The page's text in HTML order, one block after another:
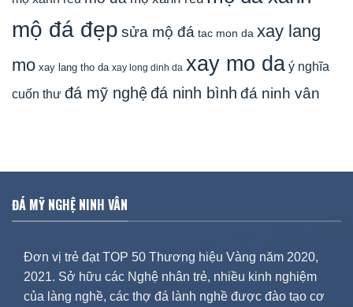
mộ đá đẹp sửa mộ đá tac mon da xay lang
mo xay lang tho da xay long dinh da xay mo da ý nghĩa
cuốn thư đá mỹ nghệđá ninh bình đá ninh vân
ĐÁ MỸ NGHỆ NINH VÂN
Đơn vị trẻ đạt TOP 50 Thương hiệu Vàng năm 2020,
2021. Sở hữu các Nghệ nhân trẻ, nhiều kinh nghiệm
của làng nghề, các thợ đá lành nghề được đào tạo cơ